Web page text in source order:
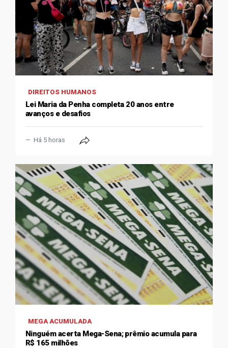
DIREITOS HUMANOS
Lei Maria da Penha completa 20 anos entre
avanços e desafios
Há 5 horas
MEGA ACUMULADA
Ninguém acerta Mega-Sena; prêmio acumula para
R$ 165 milhões